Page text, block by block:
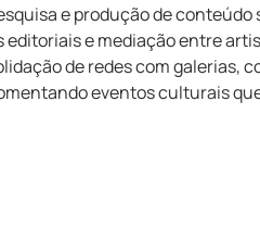
e produção de
e mediação entre
de redes com galerias,
eventos culturais